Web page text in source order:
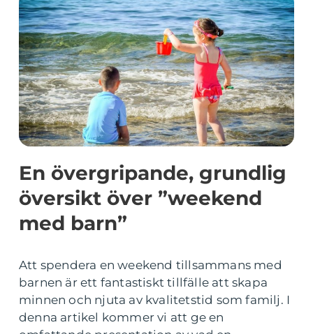
En övergripande, grundlig
översikt över ”weekend
med barn”
Att spendera en weekend tillsammans med
barnen är ett fantastiskt tillfälle att skapa
minnen och njuta av kvalitetstid som familj. I
denna artikel kommer vi att ge en